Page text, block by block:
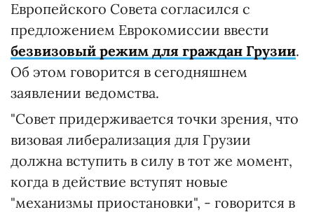
Европейского Совета согласился с
предложением Еврокомиссии ввести
безвизовый режим для граждан Грузии.
Об этом говорится в сегодняшнем
заявлении ведомства.
"Совет придерживается точки зрения, что
визовая либерализация для Грузии
должна вступить в силу в тот же момент,
когда в действие вступят новые
"механизмы приостановки", - говорится в